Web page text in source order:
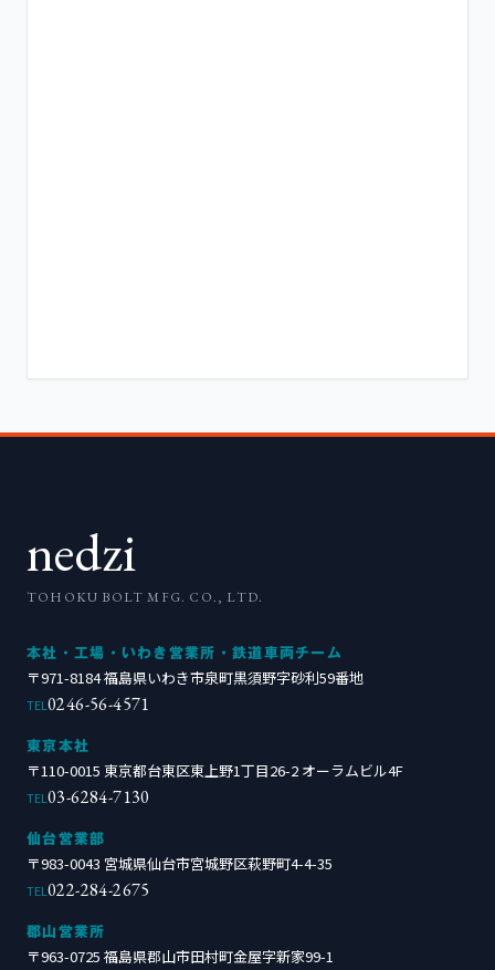
nedzi
TOHOKU BOLT MFG. CO., LTD.
本社・工場・いわき営業所・鉄道車両チーム
〒971-8184 福島県いわき市泉町黒須野字砂利59番地
TEL 0246-56-4571
東京本社
〒110-0015 東京都台東区東上野1丁目26-2 オーラムビル4F
TEL 03-6284-7130
仙台営業部
〒983-0043 宮城県仙台市宮城野区萩野町4-4-35
TEL 022-284-2675
郡山営業所
〒963-0725 福島県郡山市田村町金屋字新家99-1